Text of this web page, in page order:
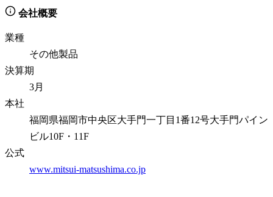
会社概要
業種
その他製品
決算期
3月
本社
福岡県福岡市中央区大手門一丁目1番12号大手門パイン
ビル10F・11F
公式
www.mitsui-matsushima.co.jp